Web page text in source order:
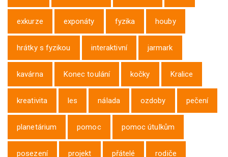
exkurze exponáty fyzika houby
hrátky s fyzikou interaktivní jarmark
kavárna Konec toulání kočky Kralice
kreativita les nálada ozdoby pečení
planetárium pomoc pomoc útulkům
posezení projekt přátelé rodiče